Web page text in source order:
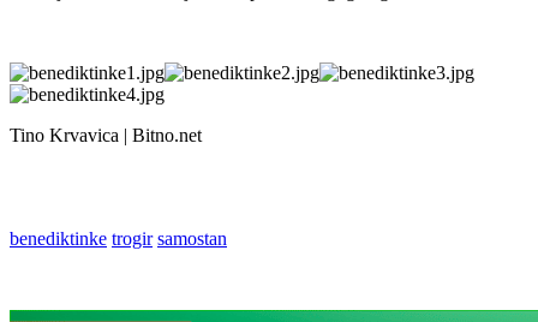
Tino Krvavica | Bitno.net
benediktinke trogir samostan